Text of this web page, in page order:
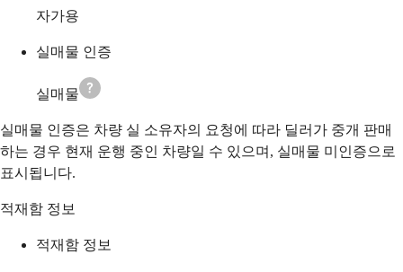
자가용
실매물 인증
실매물
실매물 인증은 차량 실 소유자의 요청에 따라 딜러가 중개 판매
하는 경우 현재 운행 중인 차량일 수 있으며, 실매물 미인증으로
표시됩니다.
적재함 정보
적재함 정보